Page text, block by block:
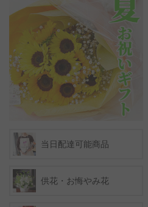
当日配達可能商品
供花・お悔やみ花